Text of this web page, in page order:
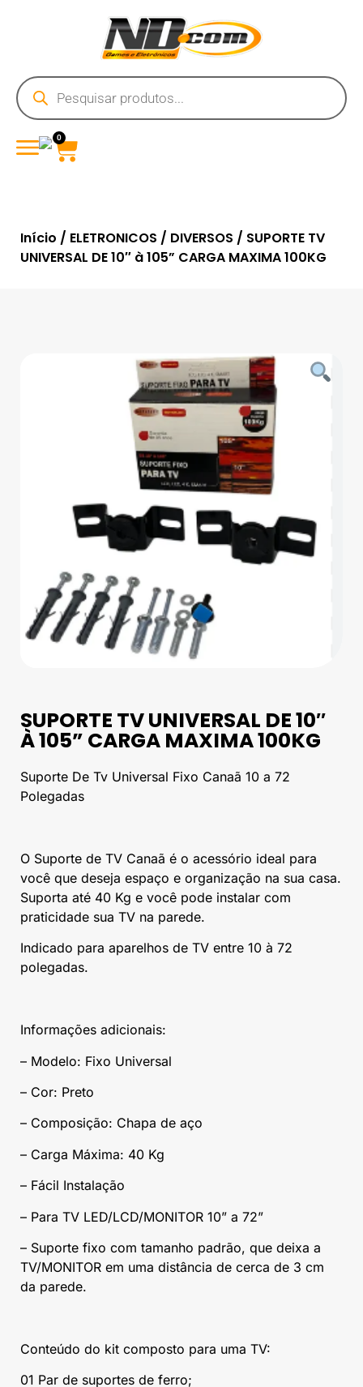
0
Início / ELETRONICOS / DIVERSOS / SUPORTE TV
UNIVERSAL DE 10″ à 105” CARGA MAXIMA 100KG
SUPORTE TV UNIVERSAL DE 10″
À 105” CARGA MAXIMA 100KG
Suporte De Tv Universal Fixo Canaã 10 a 72
Polegadas
O Suporte de TV Canaã é o acessório ideal para
você que deseja espaço e organização na sua casa.
Suporta até 40 Kg e você pode instalar com
praticidade sua TV na parede.
Indicado para aparelhos de TV entre 10 à 72
polegadas.
Informações adicionais:
– Modelo: Fixo Universal
– Cor: Preto
– Composição: Chapa de aço
– Carga Máxima: 40 Kg
– Fácil Instalação
– Para TV LED/LCD/MONITOR 10” a 72”
– Suporte fixo com tamanho padrão, que deixa a
TV/MONITOR em uma distância de cerca de 3 cm
da parede.
Conteúdo do kit composto para uma TV:
01 Par de suportes de ferro;